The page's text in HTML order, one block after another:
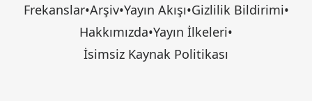
Frekanslar•Arşiv•Yayın Akışı•Gizlilik Bildirimi•
Hakkımızda•Yayın İlkeleri•
İsimsiz Kaynak Politikası